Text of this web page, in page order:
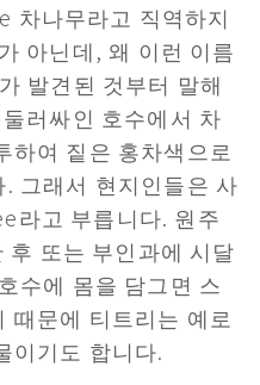
차나무라고 직역하지
아닌데, 왜 이런 이름
발견된 것부터 말해
러싸인 호수에서 차
하여 짙은 홍차색으로
그래서 현지인들은 사
라고 부릅니다. 원주
후 또는 부인과에 시달
수에 몸을 담그면 스
때문에 티트리는 예로
이기도 합니다.